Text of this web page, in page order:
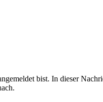
bist. In dieser